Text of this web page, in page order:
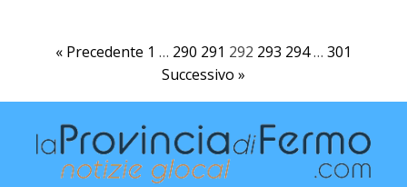
« Precedente 1 … 290 291 292 293 294… 301
Successivo »